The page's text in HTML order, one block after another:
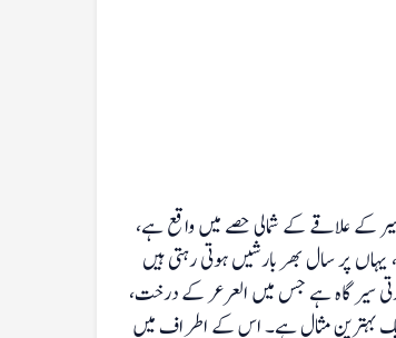
کے علاقے کے شمالی حصے میں واقع ہے،
میٹر کا فاصلہ ہے، اس شہر کی سطح سمندر سے بلندی 2400 میٹر ہے، یہاں پر سال بھر بارشیں ہوتی رہتی ہیں
سیرگاہ ہے جس میں العرعر کے درخت،
ایک بہترین مثال ہے۔ اس کے اطراف میں